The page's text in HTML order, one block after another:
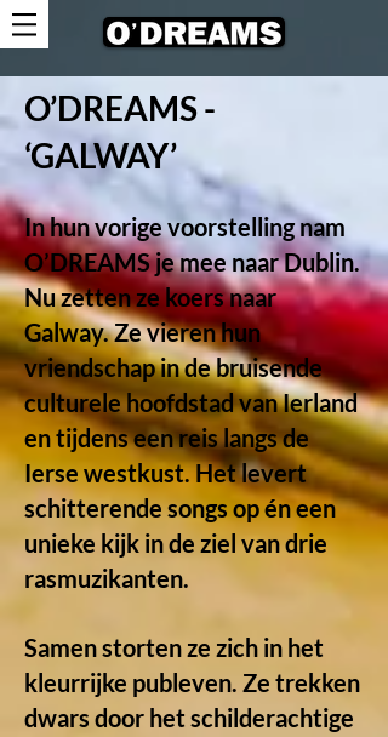
O’DREAMS -
‘GALWAY’
In hun vorige voorstelling nam
O’DREAMS je mee naar Dublin.
Nu zetten ze koers naar
Galway. Ze vieren hun
vriendschap in de bruisende
culturele hoofdstad van Ierland
en tijdens een reis langs de
Ierse westkust. Het levert
schitterende songs op én een
unieke kijk in de ziel van drie
rasmuzikanten.
Samen storten ze zich in het
kleurrijke publeven. Ze trekken
dwars door het schilderachtige